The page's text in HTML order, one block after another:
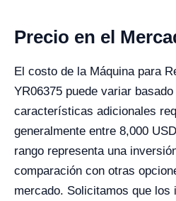
Precio en el
El costo de la Máquina para
YR06375 puede variar
características adicionales
generalmente entre 8,000
rango representa una
comparación con otras
mercado. Solicitamos que los